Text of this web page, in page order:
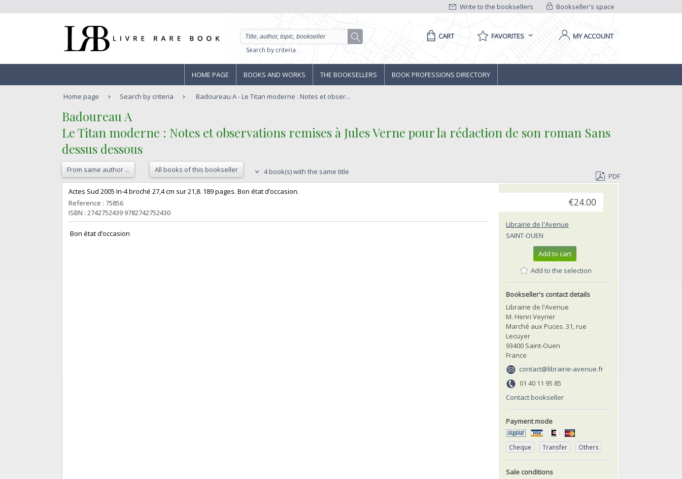
Bookseller's space
Write to the booksellers
Search by criteria
CART FAVORITES MY ACCOUNT
HOME PAGE BOOKS AND WORKS THE BOOKSELLERS BOOK PROFESSIONS DIRECTORY
Home page Search by criteria Badoureau A - Le Titan moderne : Notes et obser...
‎Badoureau A‎
‎Le Titan moderne : Notes et observations remises à Jules Verne pour la rédaction de son roman Sans
dessus dessous‎
From same author ... All books of this bookseller 4 book(s) with the same title
PDF
‎Actes Sud 2005 In-4 broché 27,4 cm sur 21,8. 189 pages. Bon état d’occasion.‎
Reference : 75856
ISBN : 2742752439 9782742752430
‎ Bon état d’occasion ‎
€24.00
Librairie de l'Avenue
SAINT-OUEN
Add to cart
Add to the selection
Bookseller's contact details
Librairie de l'Avenue
M. Henri Veyrier
Marché aux Puces. 31, rue
Lecuyer
93400 Saint-Ouen
France
contact@librairie-avenue.fr
01 40 11 95 85
Contact bookseller
Payment mode
Cheque Transfer Others
Sale conditions